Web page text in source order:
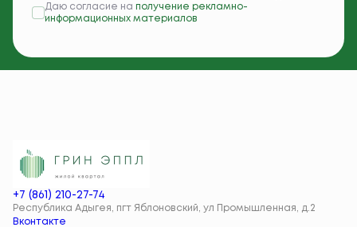
Даю согласие на получение рекламно-
информационных материалов
+7 (861) 210-27-74
Республика Адыгея, пгт Яблоновский, ул Промышленная, д.2
Вконтакте